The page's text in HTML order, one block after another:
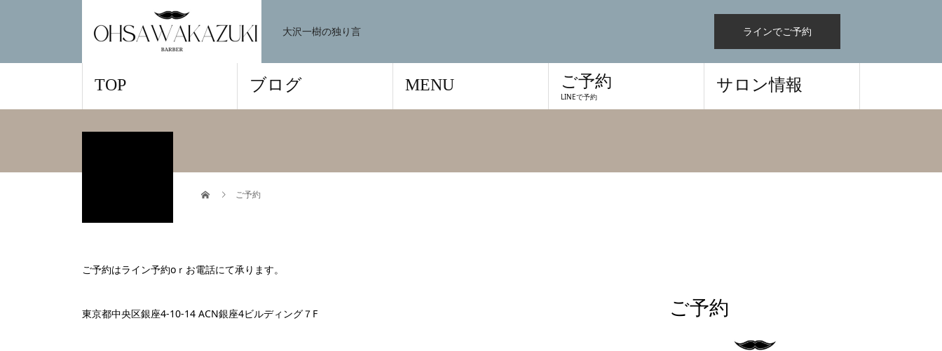
大沢一樹の独り言 ラインでご予約
TOP ブログ MENU ご予約
LINEで予約
サロン情報
ご予約
ご予約はライン予約oｒお電話にて承ります。
東京都中央区銀座4-10-14 ACN銀座4ビルディング７F ご予約